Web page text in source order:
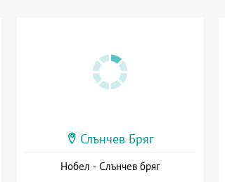
Слънчев Бряг
Нобел - Слънчев бряг